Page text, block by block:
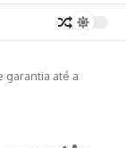
garantia até a